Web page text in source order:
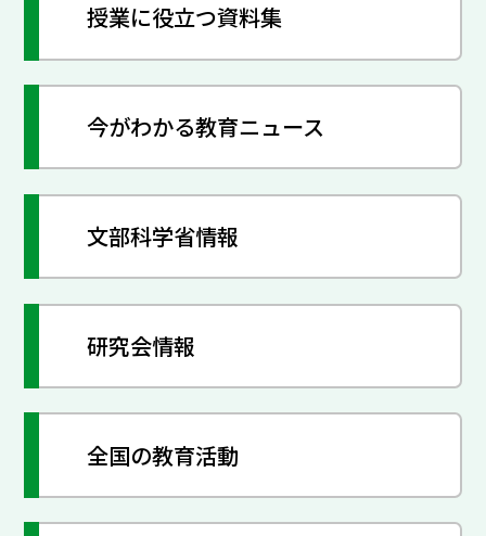
授業に役立つ資料集
今がわかる教育ニュース
文部科学省情報
研究会情報
全国の教育活動